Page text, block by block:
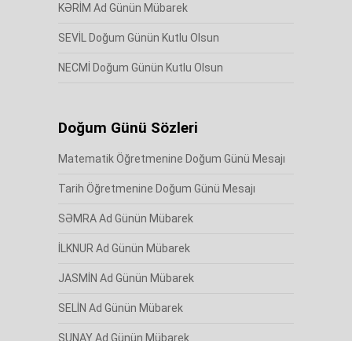
KƏRİM Ad Günün Mübarek
SEVİL Doğum Günün Kutlu Olsun
NECMİ Doğum Günün Kutlu Olsun
Doğum Günü Sözleri
Matematik Öğretmenine Doğum Günü Mesajı
Tarih Öğretmenine Doğum Günü Mesajı
SƏMRA Ad Günün Mübarek
İLKNUR Ad Günün Mübarek
JASMİN Ad Günün Mübarek
SELİN Ad Günün Mübarek
SUNAY Ad Günün Mübarek